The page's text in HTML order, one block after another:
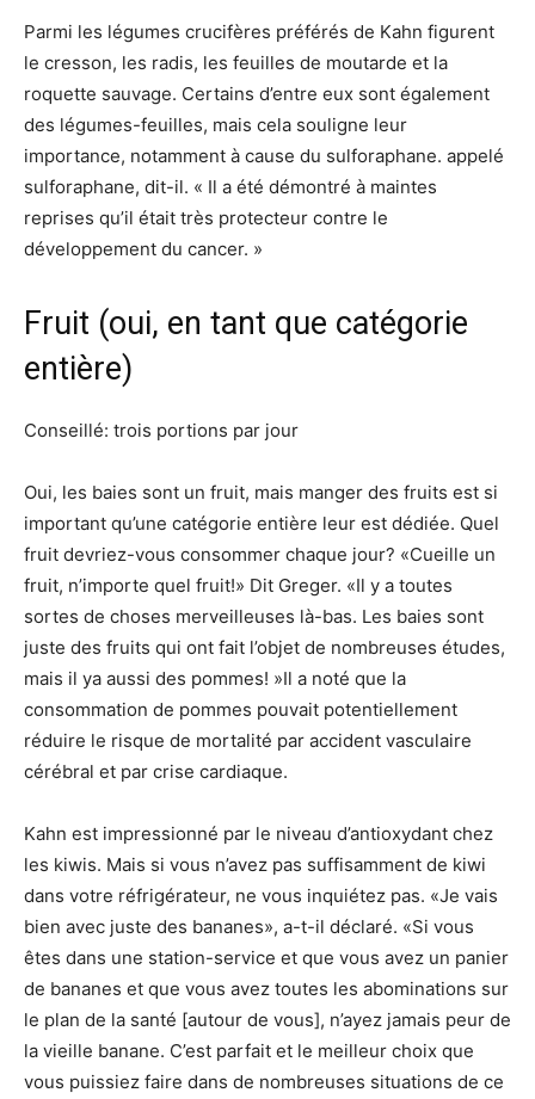
Parmi les légumes crucifères préférés de Kahn figurent
le cresson, les radis, les feuilles de moutarde et la
roquette sauvage. Certains d’entre eux sont également
des légumes-feuilles, mais cela souligne leur
importance, notamment à cause du sulforaphane. appelé
sulforaphane, dit-il. « Il a été démontré à maintes
reprises qu’il était très protecteur contre le
développement du cancer. »
Fruit (oui, en tant que catégorie
entière)
Conseillé: trois portions par jour
Oui, les baies sont un fruit, mais manger des fruits est si
important qu’une catégorie entière leur est dédiée. Quel
fruit devriez-vous consommer chaque jour? «Cueille un
fruit, n’importe quel fruit!» Dit Greger. «Il y a toutes
sortes de choses merveilleuses là-bas. Les baies sont
juste des fruits qui ont fait l’objet de nombreuses études,
mais il ya aussi des pommes! »Il a noté que la
consommation de pommes pouvait potentiellement
réduire le risque de mortalité par accident vasculaire
cérébral et par crise cardiaque.
Kahn est impressionné par le niveau d’antioxydant chez
les kiwis. Mais si vous n’avez pas suffisamment de kiwi
dans votre réfrigérateur, ne vous inquiétez pas. «Je vais
bien avec juste des bananes», a-t-il déclaré. «Si vous
êtes dans une station-service et que vous avez un panier
de bananes et que vous avez toutes les abominations sur
le plan de la santé [autour de vous], n’ayez jamais peur de
la vieille banane. C’est parfait et le meilleur choix que
vous puissiez faire dans de nombreuses situations de ce